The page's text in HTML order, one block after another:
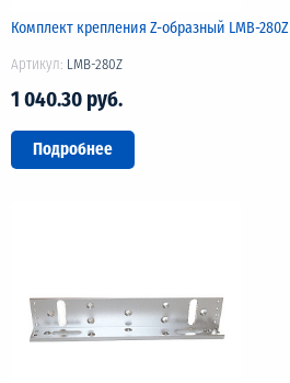
Комплект крепления Z-образный LMB-280Z
Артикул: LMB-280Z
1 040.30 руб.
Подробнее